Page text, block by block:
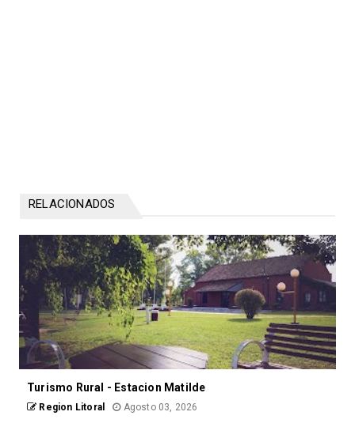
RELACIONADOS
Turismo Rural - Estacion Matilde
Region Litoral Agosto 03, 2026